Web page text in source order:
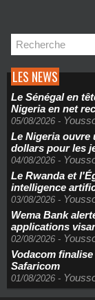
LES NEWS
Le Sénégal en
Nigeria en net
05/08/2026 -
Le Nigeria ouvre
dollars pour les
04/08/2026 -
Le Rwanda et
intelligence
03/08/2026 -
Wema Bank
applications
02/08/2026 -
Vodacom
Safaricom
01/08/2026 -